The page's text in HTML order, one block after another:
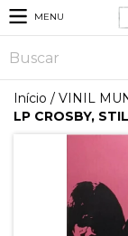
MENU
Início / VINIL
LP CROSBY,